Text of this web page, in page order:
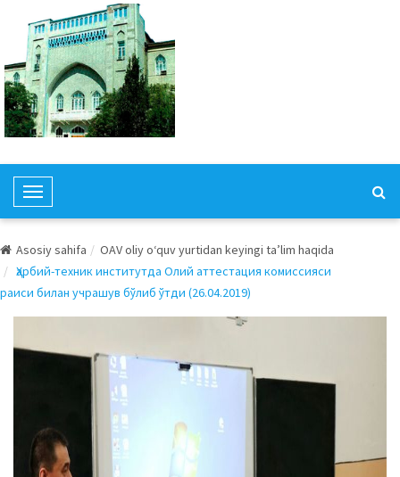
T
o
g
l
e
t
Asosiy sahifa
OAV oliy o‘quv yurtidan keyingi ta’lim haqida
Ҳарбий-техник институтда Олий аттестация комиссияси
раиси билан учрашув бўлиб ўтди (26.04.2019)